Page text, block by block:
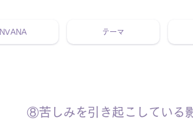
INVANA テーマ
⑧苦しみを引き起こしている